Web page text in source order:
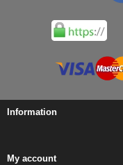
Information
My account